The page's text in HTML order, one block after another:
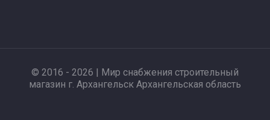
© 2016 - 2026 | Мир снабжения строительный
магазин г. Архангельск Архангельская область